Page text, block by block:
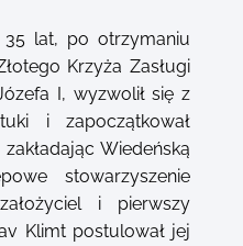
35 lat, po otrzymaniu
Krzyża Zasługi
I, wyzwolił się z
i zapoczątkował
Wiedeńską
stowarzyszenie
i pierwszy
Klimt postulował jej